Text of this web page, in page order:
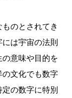
のとされてき
は宇宙の法則
意味や目的を
文化でも数字
の数字に特別